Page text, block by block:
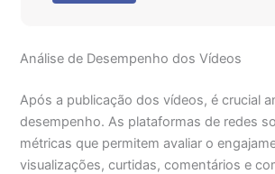
Análise de Desempenho dos Vídeos
Após a publicação dos vídeos, é crucial
desempenho. As plataformas de redes
métricas que permitem avaliar o
visualizações, curtidas, comentários e